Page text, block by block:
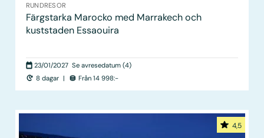
RUNDRESOR
Färgstarka Marocko med Marrakech och
kuststaden Essaouira
23/01/2027 Se avresedatum (4)
8 dagar | Från 14 998:-
4,5